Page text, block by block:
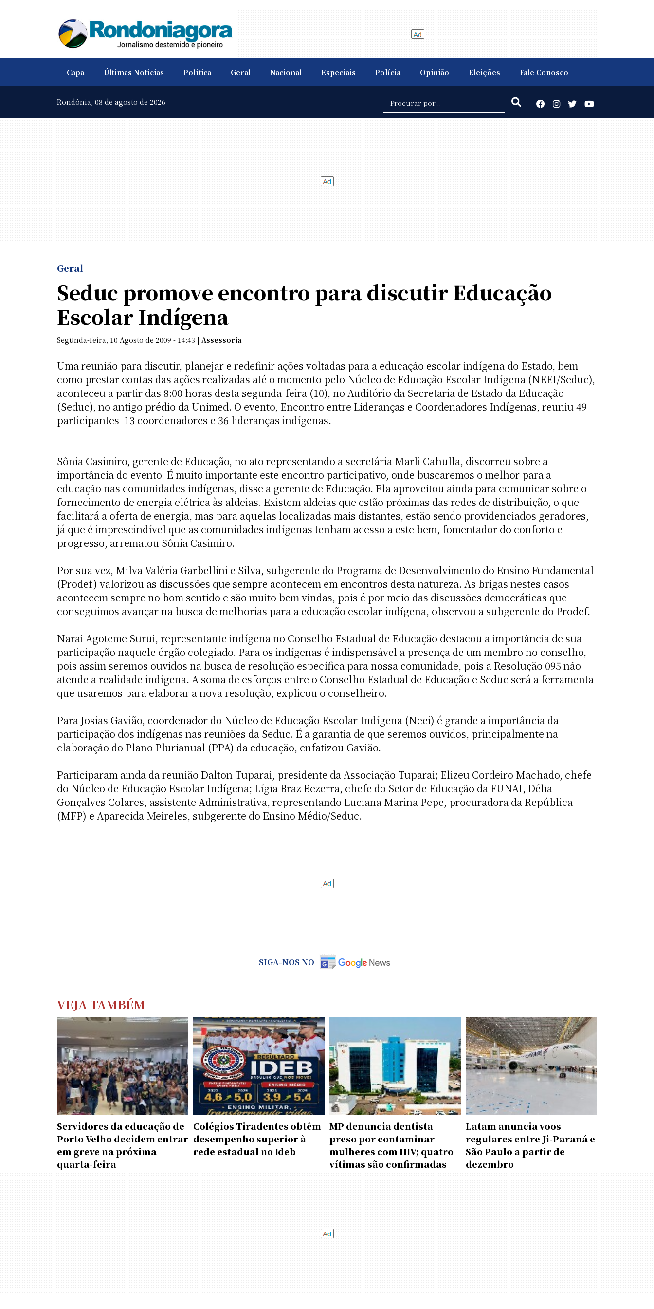
Capa Últimas Notícias Política Geral Nacional Especiais Polícia Opinião Eleições Fale Conosco
Rondônia, 08 de agosto de 2026
Geral
Seduc promove encontro para discutir Educação
Escolar Indígena
Segunda-feira, 10 Agosto de 2009 - 14:43 | Assessoria
Uma reunião para discutir, planejar e redefinir ações voltadas para a educação escolar indígena do Estado, bem
como prestar contas das ações realizadas até o momento pelo Núcleo de Educação Escolar Indígena (NEEI/Seduc),
aconteceu a partir das 8:00 horas desta segunda-feira (10), no Auditório da Secretaria de Estado da Educação
(Seduc), no antigo prédio da Unimed. O evento, Encontro entre Lideranças e Coordenadores Indígenas, reuniu 49
participantes  13 coordenadores e 36 lideranças indígenas.
Sônia Casimiro, gerente de Educação, no ato representando a secretária Marli Cahulla, discorreu sobre a
importância do evento. É muito importante este encontro participativo, onde buscaremos o melhor para a
educação nas comunidades indígenas, disse a gerente de Educação. Ela aproveitou ainda para comunicar sobre o
fornecimento de energia elétrica às aldeias. Existem aldeias que estão próximas das redes de distribuição, o que
facilitará a oferta de energia, mas para aquelas localizadas mais distantes, estão sendo providenciados geradores,
já que é imprescindível que as comunidades indígenas tenham acesso a este bem, fomentador do conforto e
progresso, arrematou Sônia Casimiro.
Por sua vez, Milva Valéria Garbellini e Silva, subgerente do Programa de Desenvolvimento do Ensino Fundamental
(Prodef) valorizou as discussões que sempre acontecem em encontros desta natureza. As brigas nestes casos
acontecem sempre no bom sentido e são muito bem vindas, pois é por meio das discussões democráticas que
conseguimos avançar na busca de melhorias para a educação escolar indígena, observou a subgerente do Prodef.
Narai Agoteme Surui, representante indígena no Conselho Estadual de Educação destacou a importância de sua
participação naquele órgão colegiado. Para os indígenas é indispensável a presença de um membro no conselho,
pois assim seremos ouvidos na busca de resolução específica para nossa comunidade, pois a Resolução 095 não
atende a realidade indígena. A soma de esforços entre o Conselho Estadual de Educação e Seduc será a ferramenta
que usaremos para elaborar a nova resolução, explicou o conselheiro.
Para Josias Gavião, coordenador do Núcleo de Educação Escolar Indígena (Neei) é grande a importância da
participação dos indígenas nas reuniões da Seduc. É a garantia de que seremos ouvidos, principalmente na
elaboração do Plano Plurianual (PPA) da educação, enfatizou Gavião.
Participaram ainda da reunião Dalton Tuparai, presidente da Associação Tuparai; Elizeu Cordeiro Machado, chefe
do Núcleo de Educação Escolar Indígena; Lígia Braz Bezerra, chefe do Setor de Educação da FUNAI, Délia
Gonçalves Colares, assistente Administrativa, representando Luciana Marina Pepe, procuradora da República
(MFP) e Aparecida Meireles, subgerente do Ensino Médio/Seduc.
SIGA-NOS NO
VEJA TAMBÉM
Servidores da educação de
Porto Velho decidem entrar
em greve na próxima
quarta-feira
Colégios Tiradentes obtêm
desempenho superior à
rede estadual no Ideb
MP denuncia dentista
preso por contaminar
mulheres com HIV; quatro
vítimas são confirmadas
Latam anuncia voos
regulares entre Ji-Paraná e
São Paulo a partir de
dezembro